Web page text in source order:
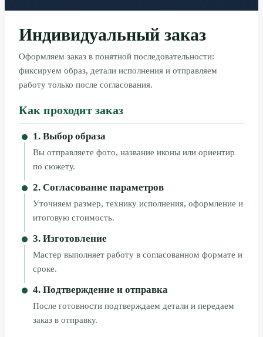
Индивидуальный заказ
Оформляем заказ в понятной последовательности:
фиксируем образ, детали исполнения и отправляем
работу только после согласования.
Как проходит заказ
1. Выбор образа
Вы отправляете фото, название иконы или ориентир
по сюжету.
2. Согласование параметров
Уточняем размер, технику исполнения, оформление и
итоговую стоимость.
3. Изготовление
Мастер выполняет работу в согласованном формате и
сроке.
4. Подтверждение и отправка
После готовности подтверждаем детали и передаем
заказ в отправку.